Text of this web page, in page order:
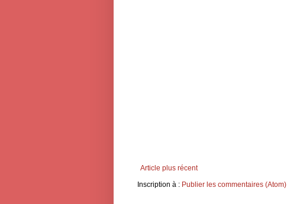
Article plus récent
Inscription à : Publier les commentaires (Atom)